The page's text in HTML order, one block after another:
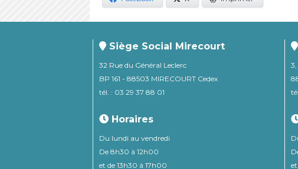
Siège Social Mirecourt
32 Rue du Général Leclerc
BP 161 - 88503 MIRECOURT Cedex
tél. : 03 29 37 88 01
Horaires
Du lundi au vendredi
De 8h30 à 12h00
et de 13h30 à 17h00